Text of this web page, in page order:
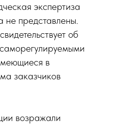
экспертиза
не представлены.
об
в
заказчиков
возражали